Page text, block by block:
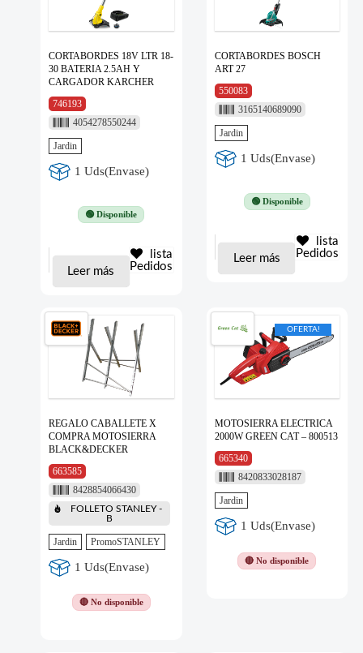
CORTABORDES 18V LTR 18-
30 BATERIA 2.5AH Y
CARGADOR KARCHER
746193
4054278550244
Jardin
1 Uds(Envase)
🟢 Disponible
Leer más
lista
Pedidos
CORTABORDES BOSCH
ART 27
550083
3165140689090
Jardin
1 Uds(Envase)
🟢 Disponible
Leer más
lista
Pedidos
REGALO CABALLETE X
COMPRA MOTOSIERRA
BLACK&DECKER
663585
8428854066430
FOLLETO STANLEY -
B
Jardin PromoSTANLEY
1 Uds(Envase)
🔴 No disponible
OFERTA!
MOTOSIERRA ELECTRICA
2000W GREEN CAT – 800513
665340
8420833028187
Jardin
1 Uds(Envase)
🔴 No disponible